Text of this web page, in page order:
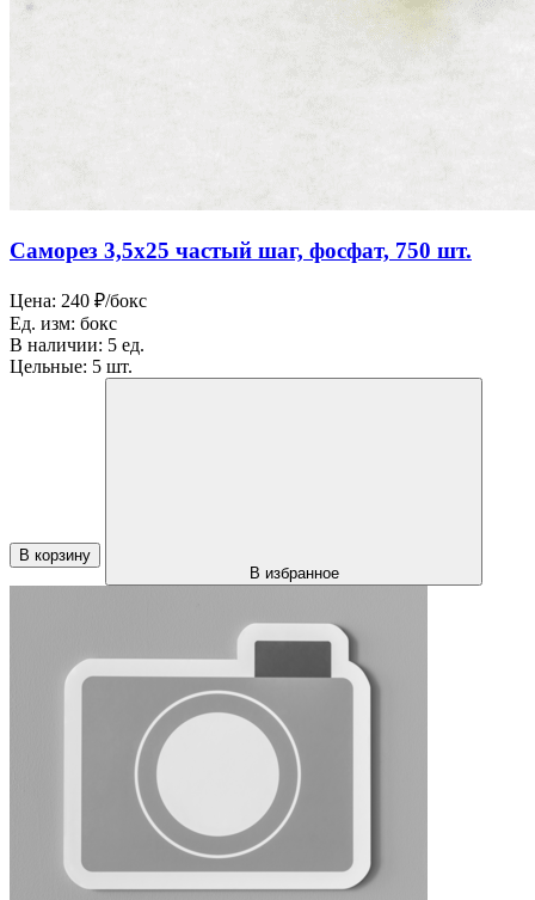
Саморез 3,5х25 частый шаг, фосфат, 750 шт.
Цена: 240 ₽/бокс
Ед. изм: бокс
В наличии: 5 ед.
Цельные: 5 шт.
В корзину
В избранное